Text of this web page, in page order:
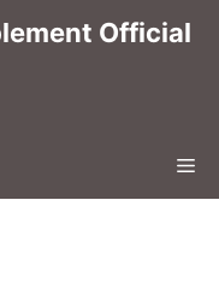
Official